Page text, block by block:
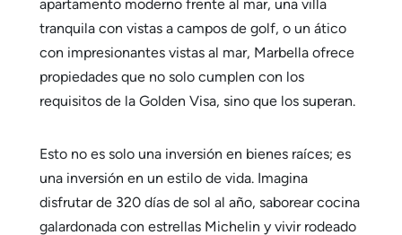
apartamento moderno frente al mar, una villa
tranquila con vistas a campos de golf, o un ático
con impresionantes vistas al mar, Marbella ofrece
propiedades que no solo cumplen con los
requisitos de la Golden Visa, sino que los superan.
Esto no es solo una inversión en bienes raíces; es
una inversión en un estilo de vida. Imagina
disfrutar de 320 días de sol al año, saborear cocina
galardonada con estrellas Michelin y vivir rodeado